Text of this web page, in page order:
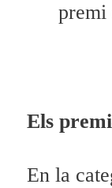
premi
Els
En la